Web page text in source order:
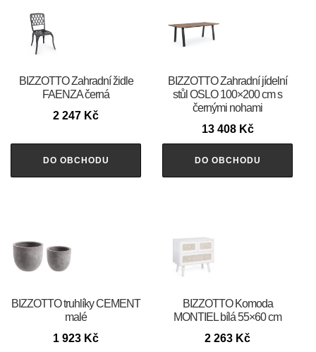
BIZZOTTO Zahradní židle
FAENZA černá
2 247 Kč
DO OBCHODU
BIZZOTTO Zahradní jídelní
stůl OSLO 100×200 cm s
černými nohami
13 408 Kč
DO OBCHODU
BIZZOTTO truhlíky CEMENT
malé
1 923 Kč
BIZZOTTO Komoda
MONTIEL bílá 55×60 cm
2 263 Kč